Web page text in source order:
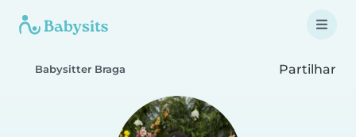
Babysitter Braga Partilhar